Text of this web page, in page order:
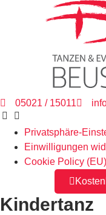
05021 / 15011
Privatsphäre-
Einwilligungen
Cookie Policy (EU)
Kindertanz